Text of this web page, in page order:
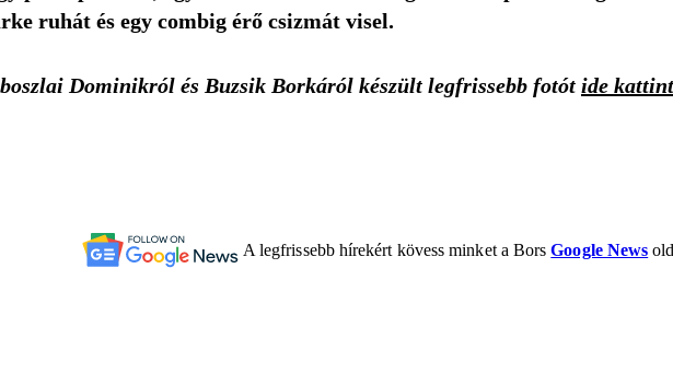
ruhát és egy combig érő csizmát visel.
Dominikról és Buzsik Borkáról készült legfrissebb fotót ide
A legfrissebb hírekért kövess minket a BorsGoogle News